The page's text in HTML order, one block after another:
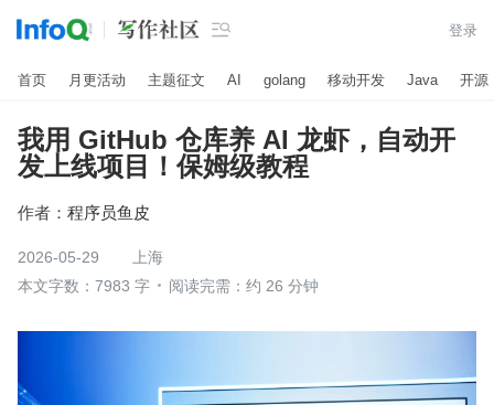
 登录
首页 月更活动 主题征文 AI golang 移动开发 Java 开源
我用 GitHub 仓库养 AI 龙虾，自动开
发上线项目！保姆级教程
作者： 程序员鱼皮
2026-05-29
上海
本文字数：7983 字
阅读完需：约 26 分钟